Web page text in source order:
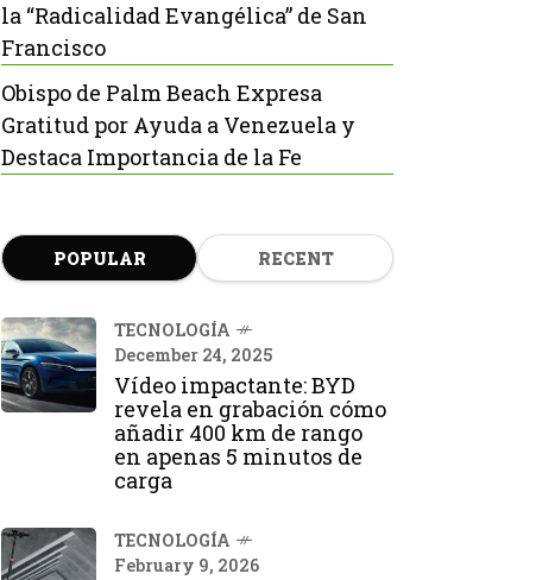
la “Radicalidad Evangélica” de San
Francisco
Obispo de Palm Beach Expresa
Gratitud por Ayuda a Venezuela y
Destaca Importancia de la Fe
POPULAR RECENT
TECNOLOGÍA
December 24, 2025
Vídeo impactante: BYD
revela en grabación cómo
añadir 400 km de rango
en apenas 5 minutos de
carga
TECNOLOGÍA
February 9, 2026